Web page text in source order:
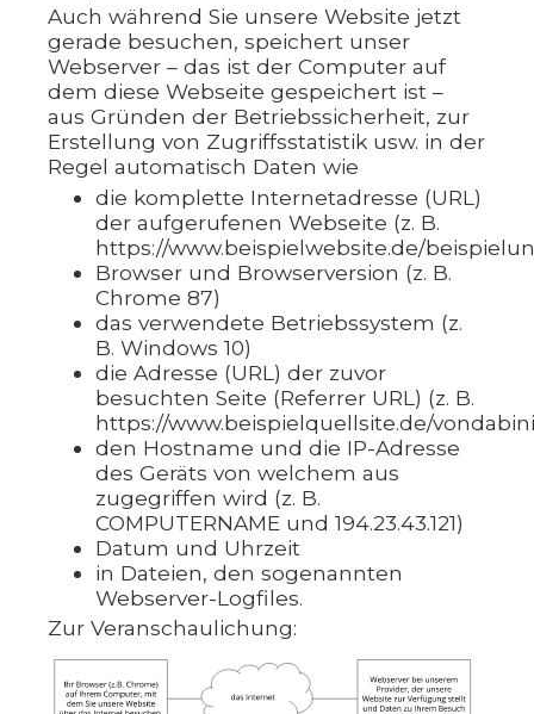
Auch während Sie unsere Website jetzt
gerade besuchen, speichert unser
Webserver – das ist der Computer auf
dem diese Webseite gespeichert ist –
aus Gründen der Betriebssicherheit, zur
Erstellung von Zugriffsstatistik usw. in der
Regel automatisch Daten wie
die komplette Internetadresse (URL)
der aufgerufenen Webseite (z. B.
https://www.beispielwebsite.de/
Browser und Browserversion (z. B.
Chrome 87)
das verwendete Betriebssystem (z.
B. Windows 10)
die Adresse (URL) der zuvor
besuchten Seite (Referrer URL) (z. B.
https://www.beispielquellsite.de/
den Hostname und die IP-Adresse
des Geräts von welchem aus
zugegriffen wird (z. B.
COMPUTERNAME und 194.23.43.121)
Datum und Uhrzeit
in Dateien, den sogenannten
Webserver-Logfiles.
Zur Veranschaulichung: